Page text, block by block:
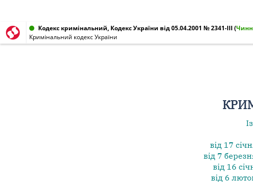
Кодекс кримінальний, Кодекс України від 05.04.2001 № 2341-III (
Кримінальний кодекс України